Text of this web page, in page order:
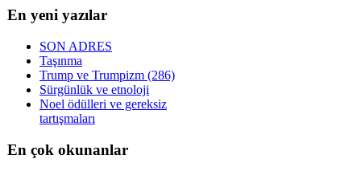
En yeni yazılar
SON ADRES
Taşınma
Trump ve Trumpizm (286)
Sürgünlük ve etnoloji
Noel ödülleri ve gereksiz
tartışmaları
En çok okunanlar